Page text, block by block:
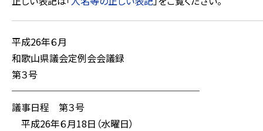
平成26年６月
和歌山県議会定例会会議録
第３号
────────────────────
議事日程 第３号
平成26年６月18日（水曜日）